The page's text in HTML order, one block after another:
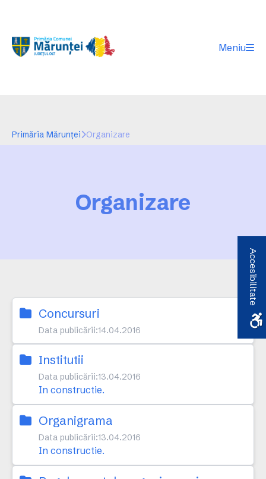
Meniu
Primăria Mărunței Organizare
Organizare
Concursuri
Data publicării:14.04.2016
Institutii
Data publicării:13.04.2016
In constructie.
Organigrama
Data publicării:13.04.2016
In constructie.
Accesibilitate